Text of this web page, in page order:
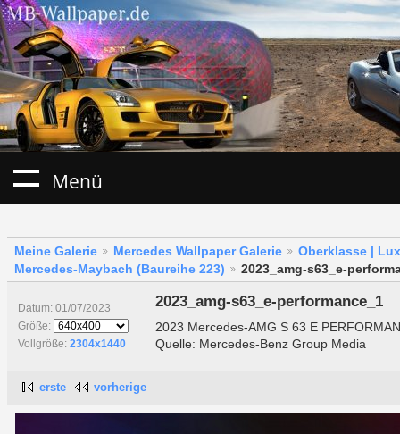
Menü
Meine Galerie Mercedes Wallpaper Galerie
Oberklasse |
Mercedes-Maybach (Baureihe 223)
2023_amg-s63_e-
Datum: 01/07/2023
Größe:
Vollgröße: 2304x1440
2023_amg-s63_e-performance_1
2023 Mercedes-AMG S 63 E
Quelle: Mercedes-Benz Group Media
erste vorherige